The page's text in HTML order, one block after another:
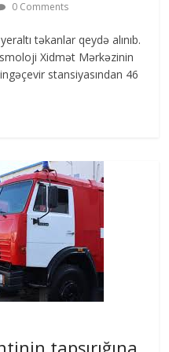
0 Comments
təkanlar qeydə alınıb.
Xidmət Mərkəzinin
stansiyasından 46
tapşırığına